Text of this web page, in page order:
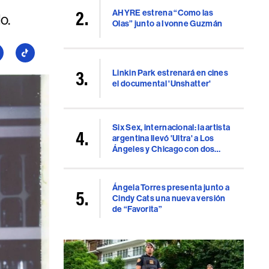
Seguí
Billboard
TikTok
AHYRE estrena “Como las
Olas” junto a Ivonne Guzmán
Linkin Park estrenará en cines
el documental 'Unshatter'
Six Sex, internacional: la artista
argentina llevó 'Ultra' a Los
Ángeles y Chicago con dos
Ángela Torres presenta junto a
Cindy Cats una nueva versión
de “Favorita”